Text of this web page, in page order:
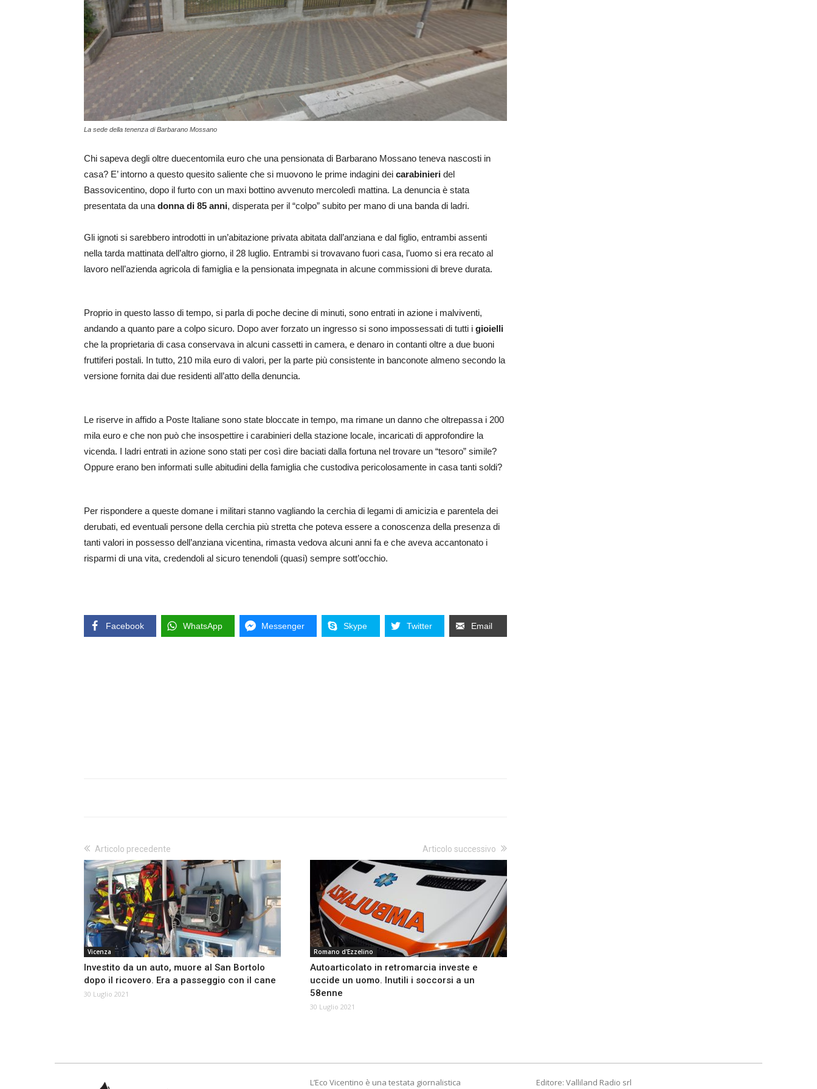
La sede della tenenza di Barbarano Mossano
Chi sapeva degli oltre duecentomila euro che una pensionata di Barbarano Mossano teneva nascosti in
casa? E’ intorno a questo quesito saliente che si muovono le prime indagini dei carabinieri del
Bassovicentino, dopo il furto con un maxi bottino avvenuto mercoledì mattina. La denuncia è stata
presentata da una donna di 85 anni, disperata per il “colpo” subito per mano di una banda di ladri.
Gli ignoti si sarebbero introdotti in un’abitazione privata abitata dall’anziana e dal figlio, entrambi assenti
nella tarda mattinata dell’altro giorno, il 28 luglio. Entrambi si trovavano fuori casa, l’uomo si era recato al
lavoro nell’azienda agricola di famiglia e la pensionata impegnata in alcune commissioni di breve durata.
Proprio in questo lasso di tempo, si parla di poche decine di minuti, sono entrati in azione i malviventi,
andando a quanto pare a colpo sicuro. Dopo aver forzato un ingresso si sono impossessati di tutti i gioielli
che la proprietaria di casa conservava in alcuni cassetti in camera, e denaro in contanti oltre a due buoni
fruttiferi postali. In tutto, 210 mila euro di valori, per la parte più consistente in banconote almeno secondo la
versione fornita dai due residenti all’atto della denuncia.
Le riserve in affido a Poste Italiane sono state bloccate in tempo, ma rimane un danno che oltrepassa i 200
mila euro e che non può che insospettire i carabinieri della stazione locale, incaricati di approfondire la
vicenda. I ladri entrati in azione sono stati per così dire baciati dalla fortuna nel trovare un “tesoro” simile?
Oppure erano ben informati sulle abitudini della famiglia che custodiva pericolosamente in casa tanti soldi?
Per rispondere a queste domane i militari stanno vagliando la cerchia di legami di amicizia e parentela dei
derubati, ed eventuali persone della cerchia più stretta che poteva essere a conoscenza della presenza di
tanti valori in possesso dell’anziana vicentina, rimasta vedova alcuni anni fa e che aveva accantonato i
risparmi di una vita, credendoli al sicuro tenendoli (quasi) sempre sott’occhio.
Facebook WhatsApp Messenger Skype Twitter Email
Articolo precedente
Vicenza
Investito da un auto, muore al San Bortolo
dopo il ricovero. Era a passeggio con il cane
30 Luglio 2021
Articolo successivo
Romano d'Ezzelino
Autoarticolato in retromarcia investe e
uccide un uomo. Inutili i soccorsi a un
58enne
30 Luglio 2021
L’Eco Vicentino è una testata giornalistica Editore: Valliland Radio srl